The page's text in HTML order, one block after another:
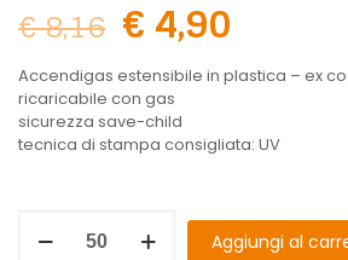
€8,16 € 4,90
Accendigas estensibile in plastica – ex
ricaricabile con gas
sicurezza save-child
tecnica di stampa consigliata: UV
Aggiungi al